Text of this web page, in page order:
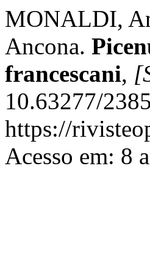
MONALDI,
Ancona.
francescani,
10.63277/
https://
Acesso em: 8